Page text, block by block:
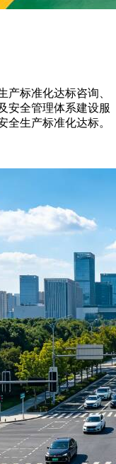
产标准化达标咨询、
安全管理体系建设服
全生产标准化达标。